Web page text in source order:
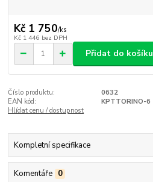
Kč 1 750/ks
Kč 1 446 bez DPH
Přidat do košíku
Číslo produktu:
0632
EAN kód:
KPTTORINO-6
Hlídat cenu / dostupnost
Kompletní specifikace
Komentáře 0